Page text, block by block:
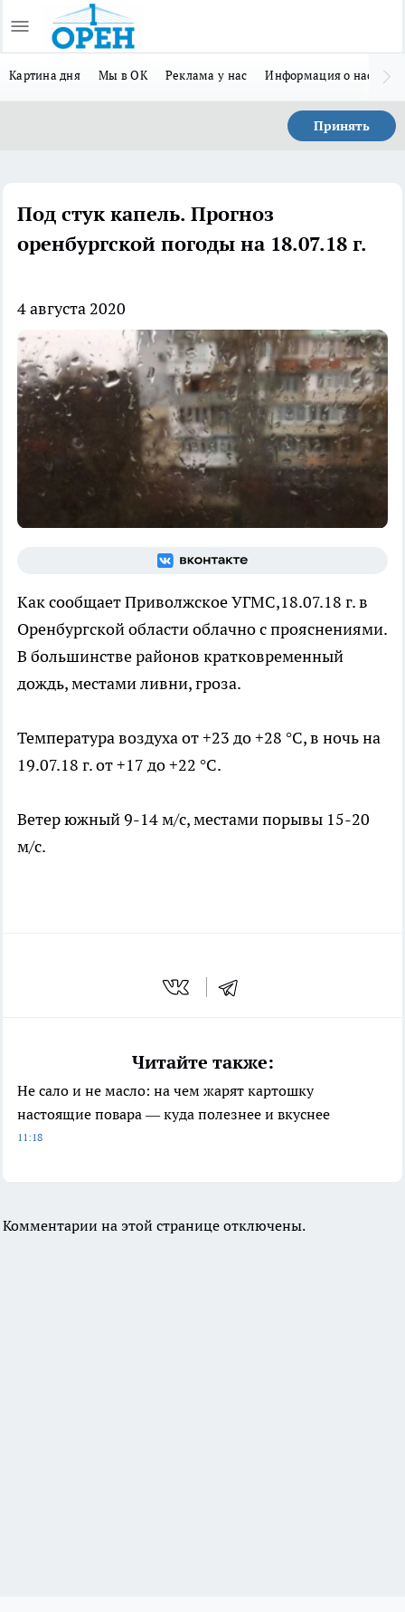
Картина дня Мы в ОК Реклама у нас Информация о нас
Принять
Под стук капель. Прогноз
оренбургской погоды на 18.07.18 г.
4 августа 2020
Как сообщает Приволжское УГМС,18.07.18 г. в
Оренбургской области облачно с прояснениями.
В большинстве районов кратковременный
дождь, местами ливни, гроза.
Температура воздуха от +23 до +28 °C, в ночь на
19.07.18 г. от +17 до +22 °C.
Ветер южный 9-14 м/с, местами порывы 15-20
м/с.
Читайте также:
Не сало и не масло: на чем жарят картошку
настоящие повара — куда полезнее и вкуснее
11:18
Комментарии на этой странице отключены.